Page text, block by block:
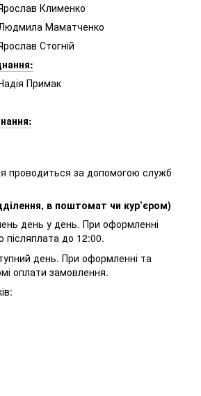
Клименко
Маматченко
Стогній
Примак
проводиться за допомогою служб
в поштомат чи кур’єром)
день у день. При оформленні
післяплата до 12:00.
день. При оформленні та
оплати замовлення.